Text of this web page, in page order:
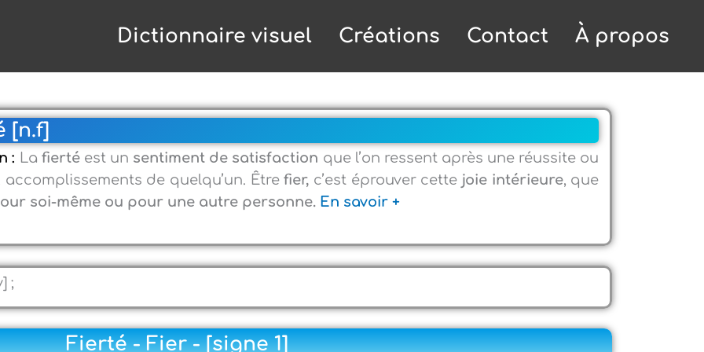
Dictionnaire visuel Créations Contact À propos
[n.f]
: La fiertéest un sentiment de satisfaction que l’on ressent après une réussite ou
accomplissements de quelqu’un. Êtrefier, c’est éprouver cette joie intérieure, que
soi-même ou pour une autre personne. En savoir +
;
Fierté - Fier - [signe 1]